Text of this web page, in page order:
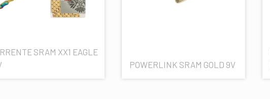
SRAM XX1 EAGLE
POWERLINK SRAM GOLD 9V